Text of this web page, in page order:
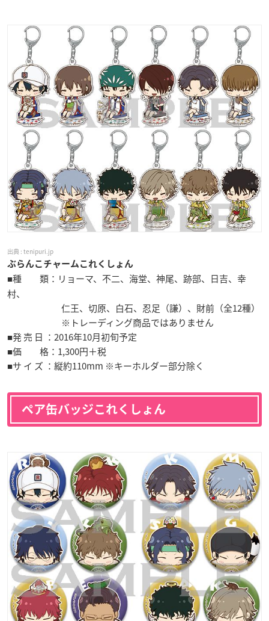
tenipuri.jp
ぶらんこチャームこれくしょん
■種 類：リョーマ、不二、海堂、神尾、跡部、日吉、幸
村、
仁王、切原、白石、忍足（謙）、財前（全12種）
※トレーディング商品ではありません
■発 売 日 ：2016年10月初旬予定
■価 格：1,300円＋税
■サ イ ズ ：縦約110mm ※キーホルダー部分除く
ペア缶バッジこれくしょん